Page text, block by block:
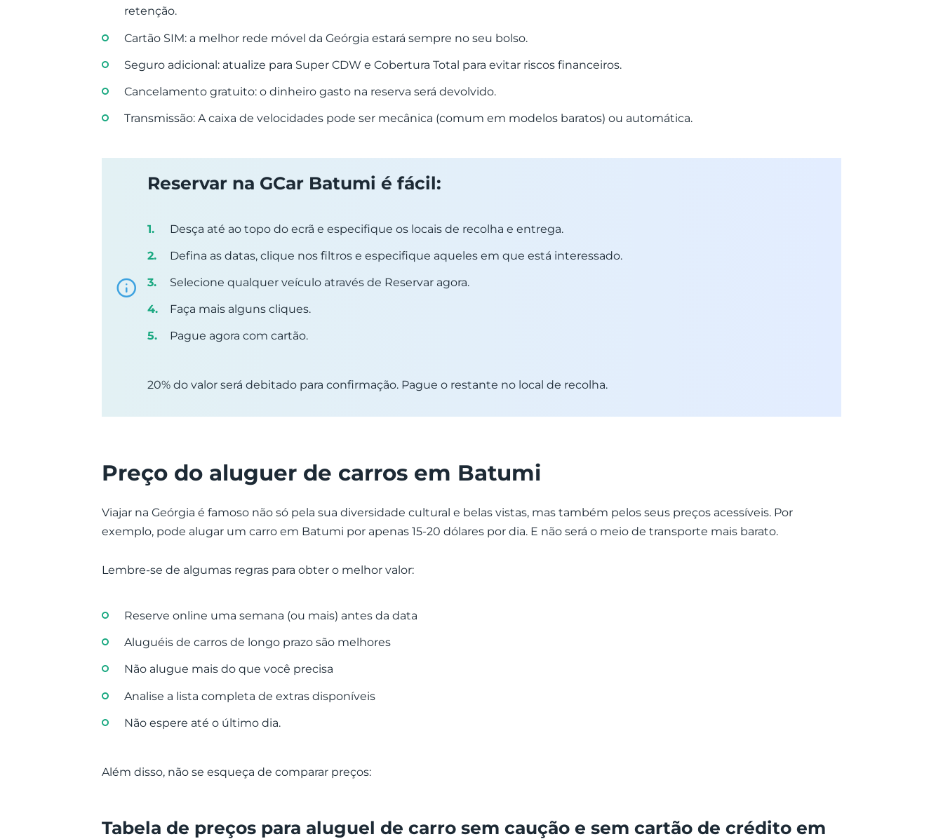
retenção.
Cartão SIM: a melhor rede móvel da Geórgia estará sempre no seu bolso.
Seguro adicional: atualize para Super CDW e Cobertura Total para evitar riscos financeiros.
Cancelamento gratuito: o dinheiro gasto na reserva será devolvido.
Transmissão: A caixa de velocidades pode ser mecânica (comum em modelos baratos) ou automática.
Reservar na GCar Batumi é fácil:
Desça até ao topo do ecrã e especifique os locais de recolha e entrega.
Defina as datas, clique nos filtros e especifique aqueles em que está interessado.
Selecione qualquer veículo através de Reservar agora.
Faça mais alguns cliques.
Pague agora com cartão.
20% do valor será debitado para confirmação. Pague o restante no local de recolha.
Preço do aluguer de carros em Batumi
Viajar na Geórgia é famoso não só pela sua diversidade cultural e belas vistas, mas também pelos seus preços acessíveis. Por
exemplo, pode alugar um carro em Batumi por apenas 15-20 dólares por dia. E não será o meio de transporte mais barato.
Lembre-se de algumas regras para obter o melhor valor:
Reserve online uma semana (ou mais) antes da data
Aluguéis de carros de longo prazo são melhores
Não alugue mais do que você precisa
Analise a lista completa de extras disponíveis
Não espere até o último dia.
Além disso, não se esqueça de comparar preços:
Tabela de preços para aluguel de carro sem caução e sem cartão de crédito em